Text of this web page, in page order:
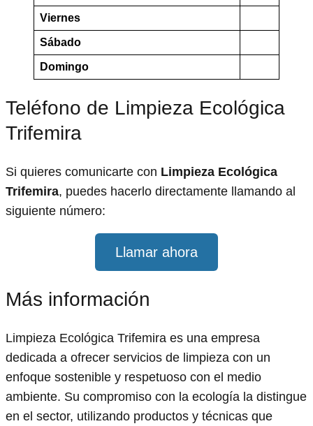
Viernes
Sábado
Domingo
Teléfono de Limpieza Ecológica
Trifemira
Si quieres comunicarte con Limpieza Ecológica
Trifemira, puedes hacerlo directamente llamando al
siguiente número:
Llamar ahora
Más información
Limpieza Ecológica Trifemira es una empresa
dedicada a ofrecer servicios de limpieza con un
enfoque sostenible y respetuoso con el medio
ambiente. Su compromiso con la ecología la distingue
en el sector, utilizando productos y técnicas que